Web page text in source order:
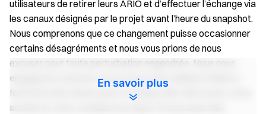
utilisateurs de retirer leurs ARIO et d’effectuer l’échange via
les canaux désignés par le projet avant l’heure du snapshot.
Nous comprenons que ce changement puisse occasionner
certains désagréments et nous vous prions de nous
excuser pour toute perturbation engendrée. Nous nous
engageons à assurer un processus de radiation fluide et
fournirons des mises à jour en temps utile. Merci pour votre
soutien et votre confiance en Gate. Si vous avez des
En savoir plus